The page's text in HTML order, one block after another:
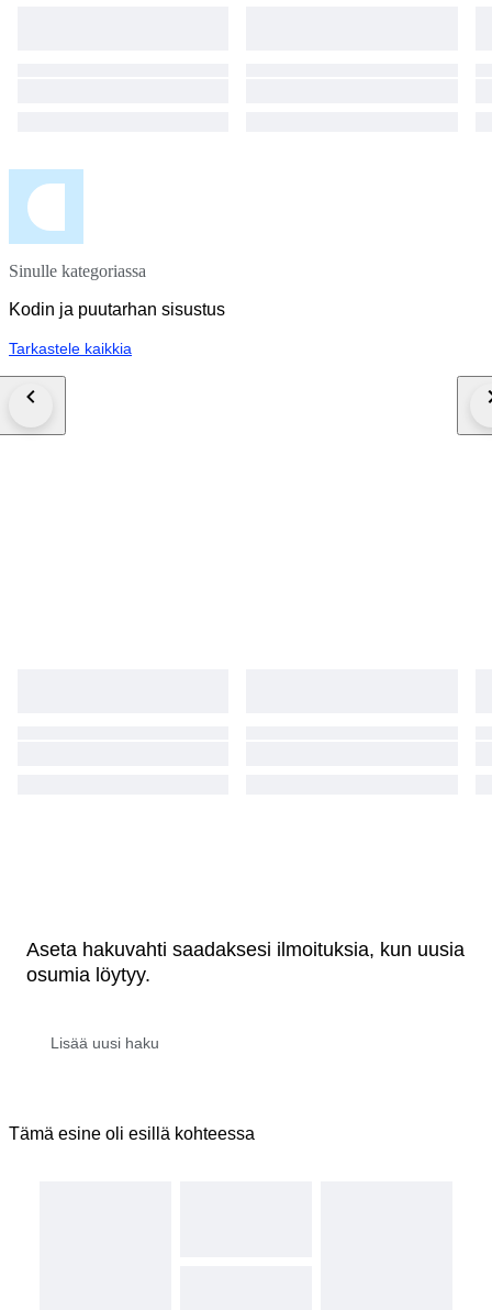
Sinulle kategoriassa
Kodin ja puutarhan sisustus
Tarkastele kaikkia
Aseta hakuvahti saadaksesi ilmoituksia, kun uusia
osumia löytyy.
Tämä esine oli esillä kohteessa